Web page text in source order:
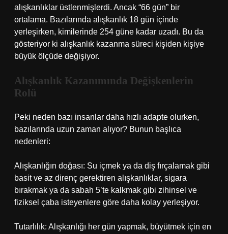
alışkanlıklar üstlenmişlerdi. Ancak “66 gün” bir
ortalama. Bazılarında alışkanlık 18 gün içinde
yerleşirken, kimilerinde 254 güne kadar uzadı. Bu da
gösteriyor ki alışkanlık kazanma süreci kişiden kişiye
büyük ölçüde değişiyor.
Alışkanlık Kazanımında Değişkenlerin
Rolü
Peki neden bazı insanlar daha hızlı adapte olurken,
bazılarında uzun zaman alıyor? Bunun başlıca
nedenleri:
Alışkanlığın doğası: Su içmek ya da diş fırçalamak gibi
basit ve az direnç gerektiren alışkanlıklar, sigara
bırakmak ya da sabah 5’te kalkmak gibi zihinsel ve
fiziksel çaba isteyenlere göre daha kolay yerleşiyor.
Tutarlılık: Alışkanlığı her gün yapmak, büyütmek için en